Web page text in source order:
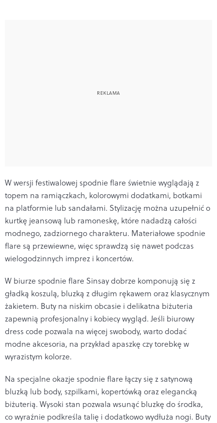
W wersji festiwalowej spodnie flare świetnie wyglądają z
topem na ramiączkach, kolorowymi dodatkami, botkami
na platformie lub sandałami. Stylizację można uzupełnić o
kurtkę jeansową lub ramoneskę, które nadadzą całości
modnego, zadziornego charakteru. Materiałowe spodnie
flare są przewiewne, więc sprawdzą się nawet podczas
wielogodzinnych imprez i koncertów.
W biurze spodnie flare Sinsay dobrze komponują się z
gładką koszulą, bluzką z długim rękawem oraz klasycznym
żakietem. Buty na niskim obcasie i delikatna biżuteria
zapewnią profesjonalny i kobiecy wygląd. Jeśli biurowy
dress code pozwala na więcej swobody, warto dodać
modne akcesoria, na przykład apaszkę czy torebkę w
wyrazistym kolorze.
Na specjalne okazje spodnie flare łączy się z satynową
bluzką lub body, szpilkami, kopertówką oraz elegancką
biżuterią. Wysoki stan pozwala wsunąć bluzkę do środka,
co wyraźnie podkreśla talię i dodatkowo wydłuża nogi. Buty